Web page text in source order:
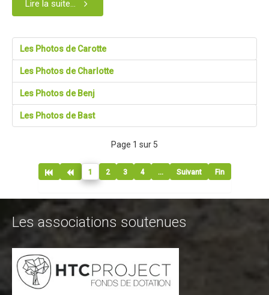
La page facebook de l'Enduro...
Contact
Contact Tribal & Enduro
Lire la suite...
Les Photos de Carotte
Les Photos de Charlotte
Les Photos de Benj
Les Photos de Bast
Page 1 sur 5
1 2 3 4 ... Suivant Fin
Les associations soutenues